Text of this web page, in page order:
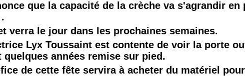
que la capacité de la crèche va s'agrandir en
verra le jour dans les prochaines semaines.
Lyx Toussaint est contente de voir la porte
quelques années remise sur pied.
de cette fête servira à acheter du matériel